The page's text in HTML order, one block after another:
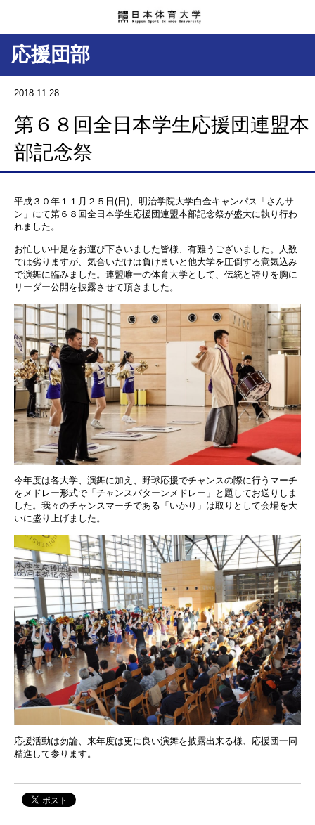
応援団部
2018.11.28
第６８回全日本学生応援団連盟本
部記念祭
平成３０年１１月２５日(日)、明治学院大学白金キャンパス「さんサ
ン」にて第６８回全日本学生応援団連盟本部記念祭が盛大に執り行わ
れました。
お忙しい中足をお運び下さいました皆様、有難うございました。人数
では劣りますが、気合いだけは負けまいと他大学を圧倒する意気込み
で演舞に臨みました。連盟唯一の体育大学として、伝統と誇りを胸に
リーダー公開を披露させて頂きました。
今年度は各大学、演舞に加え、野球応援でチャンスの際に行うマーチ
をメドレー形式で「チャンスパターンメドレー」と題してお送りしま
した。我々のチャンスマーチである「いかり」は取りとして会場を大
いに盛り上げました。
応援活動は勿論、来年度は更に良い演舞を披露出来る様、応援団一同
精進して参ります。